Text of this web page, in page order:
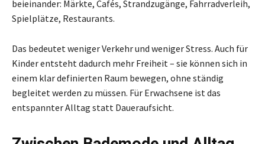
beieinander: Märkte, Cafés, Strandzugänge, Fahrradverleih,
Spielplätze, Restaurants.
Das bedeutet weniger Verkehr und weniger Stress. Auch für
Kinder entsteht dadurch mehr Freiheit – sie können sich in
einem klar definierten Raum bewegen, ohne ständig
begleitet werden zu müssen. Für Erwachsene ist das
entspannter Alltag statt Daueraufsicht.